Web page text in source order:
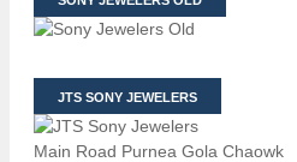
JTS SONY JEWELERS
Main Road Purnea Gola Chaowk